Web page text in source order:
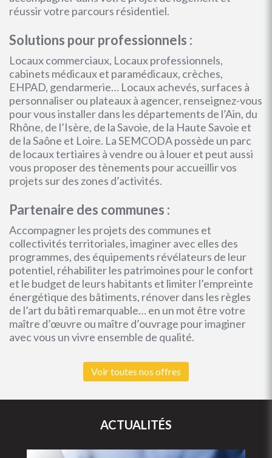
réussir votre parcours résidentiel.
Solutions pour professionnels :
Locaux commerciaux, Locaux professionnels,
cabinets médicaux et paramédicaux, crèches,
EHPAD, gendarmerie… Locaux achevés, surfaces à
personnaliser ou plateaux à agencer, renseignez-vous
pour vous installer dans les départements de l’Ain, du
Rhône, de l’Isère, de la Savoie, de la Haute Savoie et
de la Saône et Loire. La SEMCODA possède un parc
de locaux tertiaires à vendre ou à louer et peut aussi
vous proposer des tènements pour accueillir vos
projets sur des zones d’activités.
Partenaire des communes :
Accompagner les projets des communes et
collectivités territoriales, imaginer avec elles des
programmes, des équipements révélateurs de leur
potentiel, réhabiliter les patrimoines pour le confort
et le budget de leurs habitants et limiter l’empreinte
énergétique des bâtiments, rénover dans les règles
de l’art du bâti remarquable… en un mot être votre
maître d’œuvre ou maître d’ouvrage pour imaginer
avec vous un vivre ensemble de qualité.
Voir toutes nos offres
ACTUALITÉS